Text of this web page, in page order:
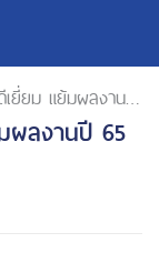
ปี 65 ทุบสถิติ All-Time High
ผลงานปี 65